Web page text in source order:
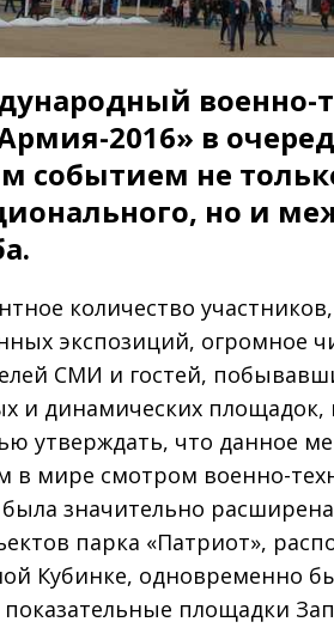
военно­-
­2016» в
событием не
но и
количество
экспозиций, огромное
СМИ и гостей,
и динамических площадок,
утверждать, что данное
в мире смотром военно­-
значительно
парка «Патриот»,
Кубинке, одновременно
площадки